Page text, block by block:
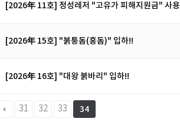
[2026年 11호] 정성레저 "고유가 피해지원금" 사
[2026年 15호] "붉퉁돔(홍돔)" 입하!!
[2026年 16호] "대왕 붉바리" 입하!!
31 32 33 34